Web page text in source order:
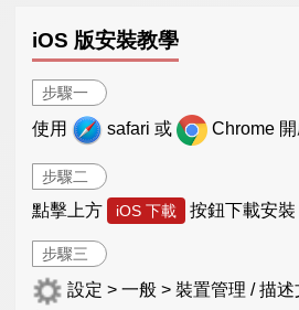
iOS 版安裝教學
步驟一
使用 safari 或 Chrome
步驟二
點擊上方 iOS 下載 按鈕下載安裝
步驟三
設定 > 一般 > 裝置管理 / 描